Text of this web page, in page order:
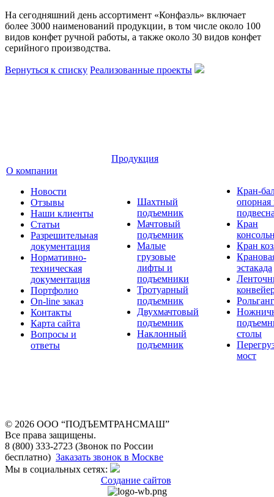
На сегодняшний день ассортимент «Конфаэль» включает
более 3000 наименований продукции, в том числе около 100
видов конфет ручной работы, а также около 30 видов конфет
серийного производства.
Вернуться к списку Реализованные проекты
О компании
Новости
Отзывы
Наши клиенты
Статьи
Разрешительная
документация
Нормативно-
техническая
документация
Портфолио
On-line заказ
Контакты
Карта сайта
Вопросы и
ответы
Продукция
Шахтный
подъемник
Мачтовый
подъемник
Малые
грузовые
лифты и
подъемники
Тротуарный
подъемник
Двухмачтовый
подъемник
Наклонный
подъемник
Кран-
опорная
Кран
Кран
эстакада
столы
мост
© 2026 OOO “ПОДЪЕМТРАНСМАШ”
Все права защищены.
8 (800) 333-2723 (Звонок по России
бесплатно) Заказать звонок в Москве
Мы в социальных сетях:
Создание сайтов